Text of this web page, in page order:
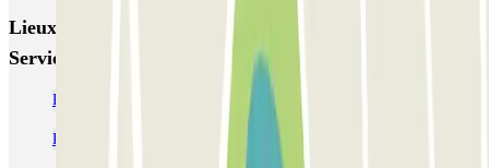
Lieux et événements intéressants à proximité ECTOR -
Service Voiturier - Nice - T1
Parking Terminal 1 Aéroport Nice-Côte d'Azur | Parclick
Parking Aéroport Nice pas cher (Courte & longue durée)